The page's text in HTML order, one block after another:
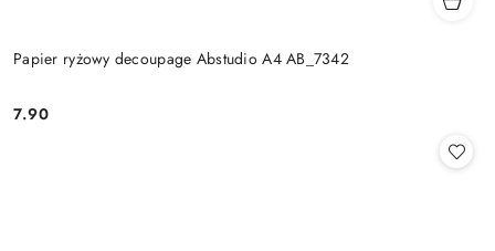
Papier ryżowy decoupage Abstudio A4 AB_7342
Cena:
7.90